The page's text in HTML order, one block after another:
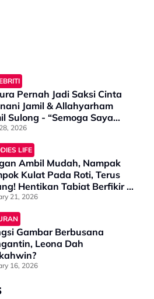
Pernah Jadi Saksi Cinta
Jamil & Allahyarham
Sulong - “Semoga Saya
Nikmati Kebahagiaan
Sama”
2026
LIFE
Ambil Mudah, Nampak
Kulat Pada Roti, Terus
Hentikan Tabiat Berfikir -
Hijau Tu Je, Lain Boleh
21, 2026
Gambar Berbusana
Leona Dah
16, 2026